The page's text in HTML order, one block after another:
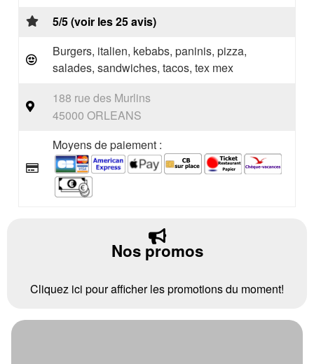
5/5 (voir les 25 avis)
Burgers, italien, kebabs, paninis, pizza,
salades, sandwiches, tacos, tex mex
188 rue des Murlins
45000 ORLEANS
Moyens de paiement :
Nos promos
Cliquez ici pour afficher les promotions du moment!